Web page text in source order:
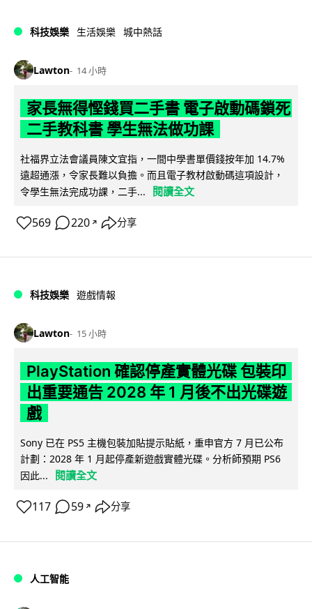
科技娛樂 生活娛樂 城中熱話
Lawton 14 小時
家長無得慳錢買二手書 電子啟動碼鎖死
二手教科書 學生無法做功課
社福界立法會議員陳文宜指，一間中學書單價錢按年加 14.7%
遠超通漲，令家長難以負擔。而且電子教材啟動碼這項設計，
令學生無法完成功課，二手...
閱讀全文
569 220 ↗ 分享
科技娛樂 遊戲情報
Lawton 15 小時
PlayStation 確認停產實體光碟 包裝印
出重要通告 2028 年 1 月後不出光碟遊
戲
Sony 已在 PS5 主機包裝加貼提示貼紙，重申官方 7 月已公布
計劃：2028 年 1 月起停產新遊戲實體光碟。分析師預期 PS6
因此...
閱讀全文
117 59 ↗ 分享
人工智能